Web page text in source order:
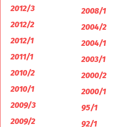
2012/3
2012/2
2012/1
2011/1
2010/2
2010/1
2009/3
2009/2
2008/1
2004/2
2004/1
2003/1
2000/2
2000/1
95/1
92/1